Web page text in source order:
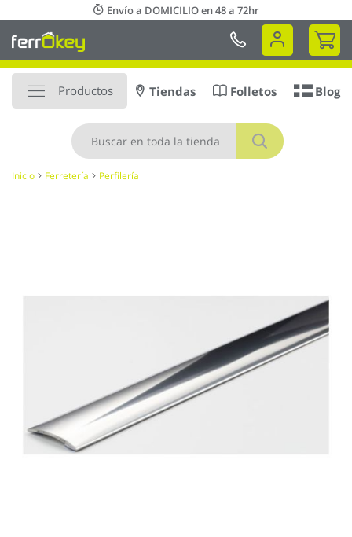
al
contenido
Envío a DOMICILIO en 48 a 72hr
Mi
Productos
Buscar
Tiendas Folletos Blog
Inicio Ferretería Perfilería